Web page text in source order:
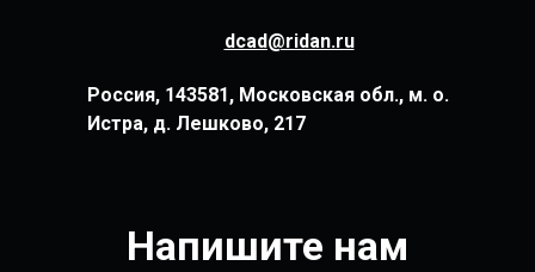
dcad@ridan.ru
Россия, 143581, Московская обл., м. о.
Истра, д. Лешково, 217
Напишите нам